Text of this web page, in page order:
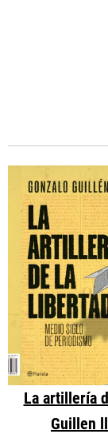
La artillería
Guillen